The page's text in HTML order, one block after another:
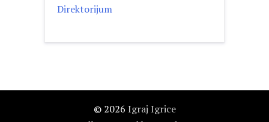
Direktorijum
© 2026 Igraj Igrice